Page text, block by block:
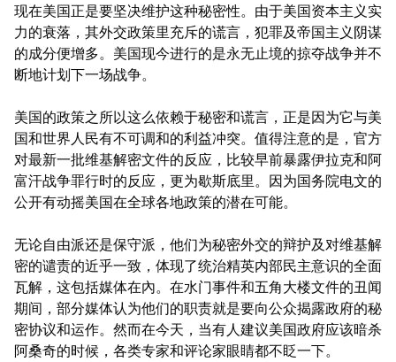
现在美国正是要坚决维护这种秘密性。由于美国资本主义实
力的衰落，其外交政策里充斥的谎言，犯罪及帝国主义阴谋
的成分便增多。美国现今进行的是永无止境的掠夺战争并不
断地计划下一场战争。
美国的政策之所以这么依赖于秘密和谎言，正是因为它与美
国和世界人民有不可调和的利益冲突。值得注意的是，官方
对最新一批维基解密文件的反应，比较早前暴露伊拉克和阿
富汗战争罪行时的反应，更为歇斯底里。因为国务院电文的
公开有动摇美国在全球各地政策的潜在可能。
无论自由派还是保守派，他们为秘密外交的辩护及对维基解
密的谴责的近乎一致，体现了统治精英内部民主意识的全面
瓦解，这包括媒体在內。在水门事件和五角大楼文件的丑闻
期间，部分媒体认为他们的职责就是要向公众揭露政府的秘
密协议和运作。然而在今天，当有人建议美国政府应该暗杀
阿桑奇的时候，各类专家和评论家眼睛都不眨一下。